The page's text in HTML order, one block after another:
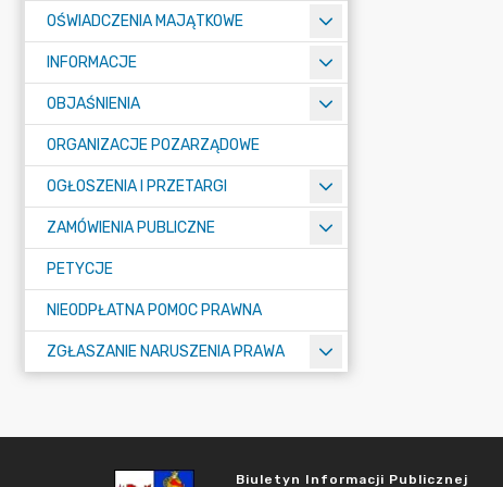
OŚWIADCZENIA MAJĄTKOWE
INFORMACJE
OBJAŚNIENIA
ORGANIZACJE POZARZĄDOWE
OGŁOSZENIA I PRZETARGI
ZAMÓWIENIA PUBLICZNE
PETYCJE
NIEODPŁATNA POMOC PRAWNA
ZGŁASZANIE NARUSZENIA PRAWA
Biuletyn Informacji Publicznej